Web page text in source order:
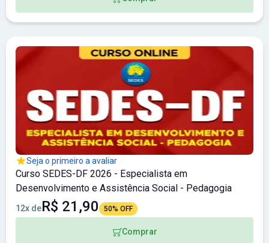
Seja o primeiro a avaliar
Curso SEDES-DF 2026 - Especialista em
Desenvolvimento e Assistência Social - Pedagogia
12x deR$ 21,90 50% OFF
Comprar